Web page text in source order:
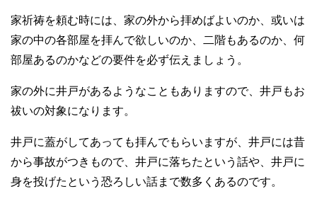
家祈祷を頼む時には、家の外から拝めばよいのか、或いは
家の中の各部屋を拝んで欲しいのか、二階もあるのか、何
部屋あるのかなどの要件を必ず伝えましょう。
家の外に井戸があるようなこともありますので、井戸もお
祓いの対象になります。
井戸に蓋がしてあっても拝んでもらいますが、井戸には昔
から事故がつきもので、井戸に落ちたという話や、井戸に
身を投げたという恐ろしい話まで数多くあるのです。